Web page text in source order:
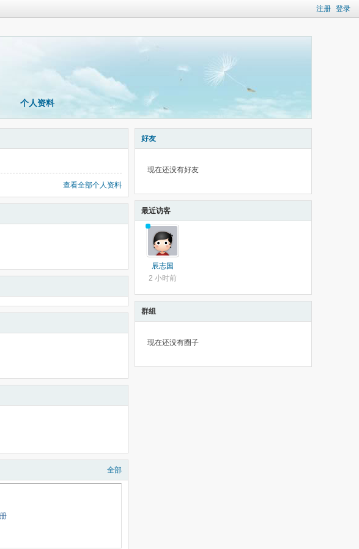
注册 登录
个人资料
查看全部个人资料
全部
好友
现在还没有好友
最近访客
辰志国
2 小时前
群组
现在还没有圈子